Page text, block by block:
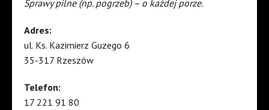
Sprawy pilne (np. pogrzeb) – o każdej porze.
Adres:
ul. Ks. Kazimierz Guzego 6
35-317 Rzeszów
Telefon:
17 221 91 80